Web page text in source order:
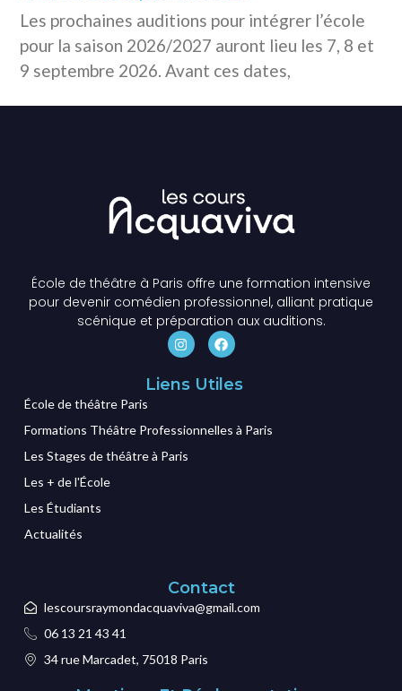
Les prochaines auditions pour intégrer l’école
pour la saison 2026/2027 auront lieu les 7, 8 et
9 septembre 2026. Avant ces dates,
École de théâtre à Paris offre une formation intensive
pour devenir comédien professionnel, alliant pratique
scénique et préparation aux auditions.
Liens Utiles
École de théâtre Paris
Formations Théâtre Professionnelles à Paris
Les Stages de théâtre à Paris
Les + de l'École
Les Étudiants
Actualités
Contact
lescoursraymondacquaviva@gmail.com
06 13 21 43 41
34 rue Marcadet, 75018 Paris